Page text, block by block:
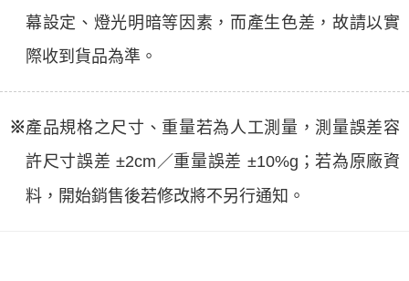
幕設定、燈光明暗等因素，而產生色差，故請以實
際收到貨品為準。
※產品規格之尺寸、重量若為人工測量，測量誤差容
許尺寸誤差 ±2cm／重量誤差 ±10%g；若為原廠資
料，開始銷售後若修改將不另行通知。